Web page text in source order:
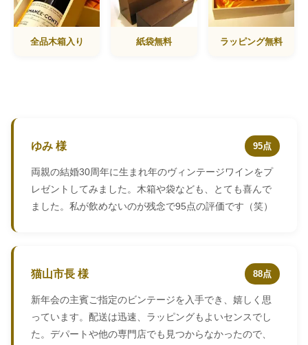
全品木箱入り 紙袋無料 ラッピング無料
ゆみ 様 95点
両親の結婚30周年に生まれ年のヴィンテージワインをプ
レゼントしてみました。木箱や袋なども、とても喜んで
ました。私が飲めないのが残念で95点の評価です（笑）
猫山市長 様 88点
新年会の主賓ご指定のビンテージを入手でき、嬉しく思
っています。配送は迅速、ラッピングもよいセンスでし
た。デパートや他の専門店でも見つからなかったので、